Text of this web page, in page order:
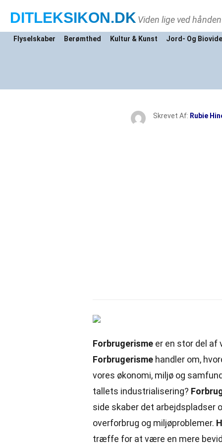
DITLEKSIKON.DK Viden lige ved hånden
Flyselskaber Berømthed Kultur & Kunst Jord- Og
Skrevet Af: Rubie
Forbrugerisme er en stor del af
Forbrugerisme handler om,
vores økonomi, miljø og
tallets industrialisering?
side skaber det arbejdspladser
overforbrug og miljøproblemer.
træffe for at være en mere